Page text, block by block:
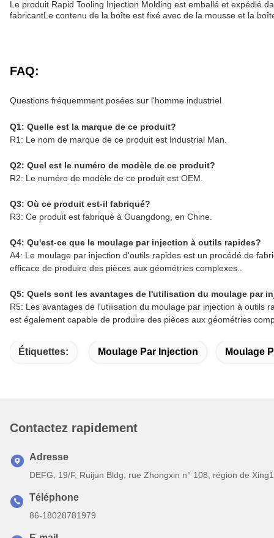
Le produit Rapid Tooling Injection Molding est emballé et expédié
fabricantLe contenu de la boîte est fixé avec de la mousse et la
FAQ:
Questions fréquemment posées sur l'homme industriel
Q1: Quelle est la marque de ce produit?
R1: Le nom de marque de ce produit est Industrial Man.
Q2: Quel est le numéro de modèle de ce produit?
R2: Le numéro de modèle de ce produit est OEM.
Q3: Où ce produit est-il fabriqué?
R3: Ce produit est fabriqué à Guangdong, en Chine.
Q4: Qu'est-ce que le moulage par injection à outils rapides?
A4: Le moulage par injection d'outils rapides est un procédé de
efficace de produire des pièces aux géométries complexes..
Q5: Quels sont les avantages de l'utilisation du moulage par
R5: Les avantages de l'utilisation du moulage par injection à outils
est également capable de produire des pièces aux géométries
Étiquettes: Moulage Par Injection Moulage
Contactez rapidement
Adresse
DEFG, 19/F, Ruijun Bldg, rue Zhongxin n° 108, région de
Téléphone
86-18028781979